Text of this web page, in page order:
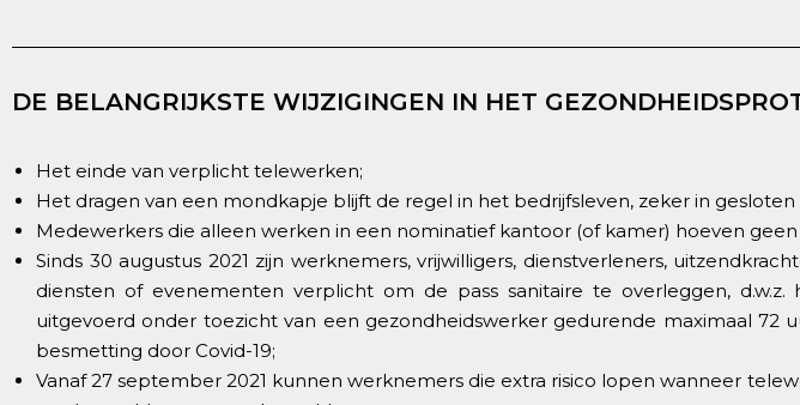
DE BELANGRIJKSTE WIJZIGINGEN IN HET
Het einde van verplicht telewerken;
Het dragen van een mondkapje blijft de regel in het bedrijfsleven, zeker in
Medewerkers die alleen werken in een nominatief kantoor (of kamer) hoeven
Sinds 30 augustus 2021 zijn werknemers, vrijwilligers, dienstverleners,
diensten of evenementen verplicht om de pass sanitaire te overleggen,
uitgevoerd onder toezicht van een gezondheidswerker gedurende maximaal 72
besmetting door Covid-19;
Vanaf 27 september 2021 kunnen werknemers die extra risico lopen wanneer